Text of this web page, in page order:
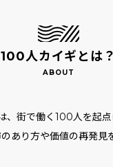
100人カイギとは？
、街で働く100人を起
あり方や価値の再発見